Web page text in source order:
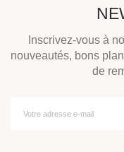
Inscrivez-vous à
nouveautés, bons
de